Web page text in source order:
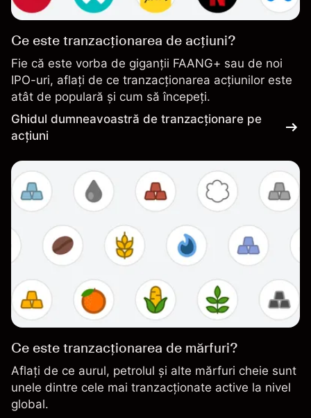
Ce este tranzacționarea de acțiuni?
Fie că este vorba de giganții FAANG+ sau de noi
IPO-uri, aflați de ce tranzacționarea acțiunilor este
atât de populară și cum să începeți.
Ghidul dumneavoastră de tranzacționare pe
acțiuni
Ce este tranzacționarea de mărfuri?
Aflați de ce aurul, petrolul și alte mărfuri cheie sunt
unele dintre cele mai tranzacționate active la nivel
global.